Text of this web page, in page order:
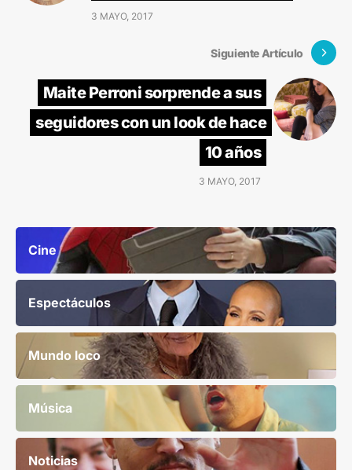
3 MAYO, 2017
Siguiente Artículo
Maite Perroni sorprende a sus
seguidores con un look de hace
10 años
3 MAYO, 2017
Cine
Espectáculos
Mundo loco
Música
Noticias